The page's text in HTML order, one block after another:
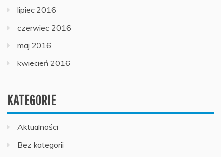
lipiec 2016
czerwiec 2016
maj 2016
kwiecień 2016
KATEGORIE
Aktualności
Bez kategorii